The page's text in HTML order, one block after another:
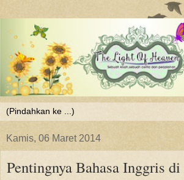
Kamis, 06 Maret 2014
Pentingnya Bahasa Inggris